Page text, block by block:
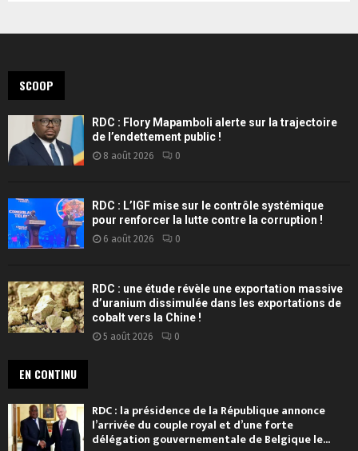
SCOOP
RDC : Flory Mapamboli alerte sur la trajectoire
de l’endettement public !
8 août 2026 0
RDC : L’IGF mise sur le contrôle systémique
pour renforcer la lutte contre la corruption !
6 août 2026 0
RDC : une étude révèle une exportation massive
d’uranium dissimulée dans les exportations de
cobalt vers la Chine !
5 août 2026 0
EN CONTINU
RDC : la présidence de la République annonce
l’arrivée du couple royal et d’une forte
délégation gouvernementale de Belgique le...